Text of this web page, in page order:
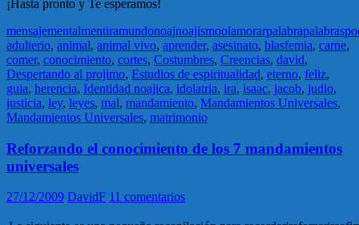
¡Hasta pronto y Te esperamos!
mensajementalmentiramundonoajnoajismoolamorarpalabrapalabras
adulterio, animal, animal vivo, aprender, asesinato, blasfemia, carne,
comer, conocimiento, cortes, Costumbres, Creencias, david,
Despertando al projimo, Estudios de espiritualidad, eterno, feliz,
guia, herencia, Identidad noajica, idolatria, ira, isaac, jacob, judio,
justicia, ley, leyes, mal, mandamiento, Mandamientos Universales,
Mandamientos Universales, matrimonio
Reforzando el conocimiento de los 7 mandamientos
universales
27/12/2009 DavidF 11 comentarios